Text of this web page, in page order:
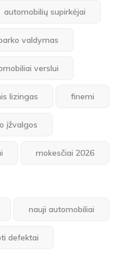
automobilių supirkėjai
valdymas
verslui
lizingas finemi
įžvalgos
mokesčiai 2026
nauji automobiliai
defektai